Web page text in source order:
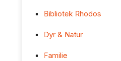
Bibliotek Rhodos
Dyr & Natur
Familie